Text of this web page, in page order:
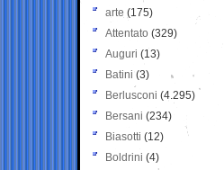
arte (175)
Attentato (329)
Auguri (13)
Batini (3)
Berlusconi (4.295)
Bersani (234)
Biasotti (12)
Boldrini (4)